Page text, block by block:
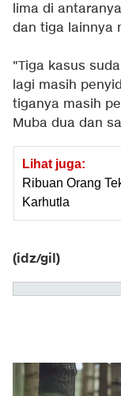
lima di
dan tiga lainnya
"Tiga kasus
lagi masih
tiganya masih
Muba dua dan
Lihat juga:
Ribuan Orang
Karhutla
(idz/gil)